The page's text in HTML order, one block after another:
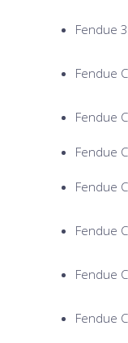
Fendue
Fendue
Fendue
Fendue
Fendue
Fendue
Fendue
Fendue